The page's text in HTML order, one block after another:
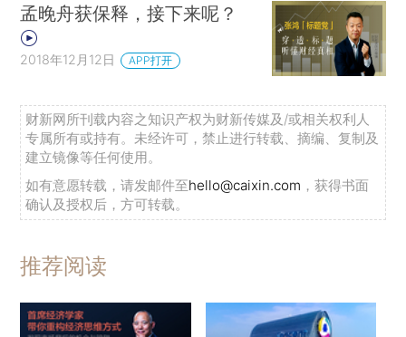
孟晚舟获保释，接下来呢？
2018年12月12日 APP打开
财新网所刊载内容之知识产权为财新传媒及/或相关权利人
专属所有或持有。未经许可，禁止进行转载、摘编、复制及
建立镜像等任何使用。
如有意愿转载，请发邮件至hello@caixin.com ，获得书面
确认及授权后，方可转载。
推荐阅读